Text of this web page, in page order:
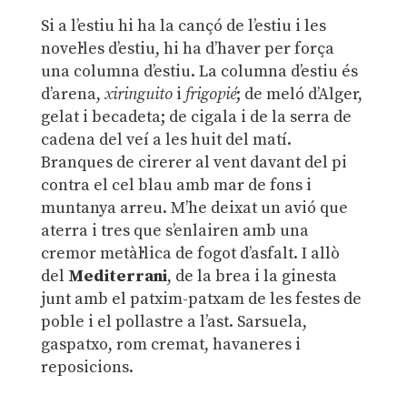
Si a l’estiu hi ha la cançó de l’estiu i les
novel·les d’estiu, hi ha d’haver per força
una columna d’estiu. La columna d’estiu és
d’arena, xiringuitoi frigopié; de meló d’Alger,
gelat i becadeta; de cigala i de la serra de
cadena del veí a les huit del matí.
Branques de cirerer al vent davant del pi
contra el cel blau amb mar de fons i
muntanya arreu. M’he deixat un avió que
aterra i tres que s’enlairen amb una
cremor metàl·lica de fogot d’asfalt. I allò
del Mediterrani, de la brea i la ginesta
junt amb el patxim-patxam de les festes de
poble i el pollastre a l’ast. Sarsuela,
gaspatxo, rom cremat, havaneres i
reposicions.